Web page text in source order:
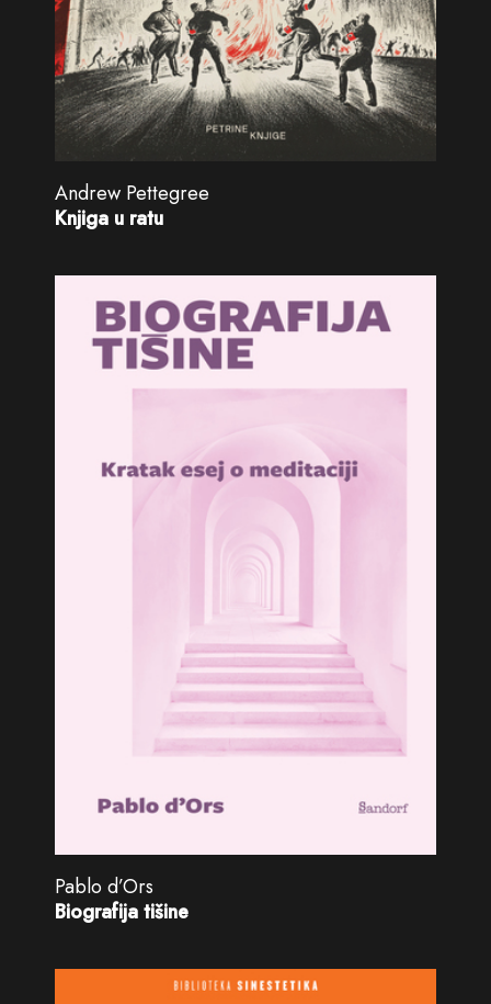
Andrew Pettegree
Knjiga u ratu
Pablo d’Ors
Biografija tišine